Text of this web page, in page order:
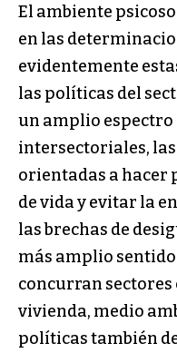
El ambiente
en las
evidentemente
las políticas del
un amplio
intersectoriales,
orientadas a hacer
de vida y evitar la
las brechas de
más amplio
concurran sectores
vivienda, medio
políticas también